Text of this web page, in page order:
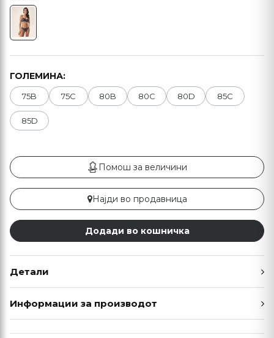
ГОЛЕМИНА:
75B 75C 80B 80C 80D 85C
85D
Помош за величини
Најди во продавница
Додади во кошничка
Детали
Информации за производот